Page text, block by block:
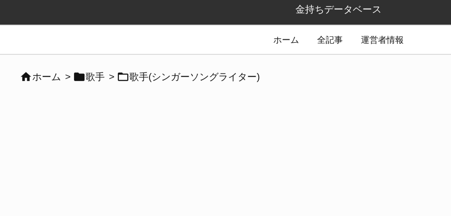
金持ちデータベース
ホーム 全記事 運営者情報
ホーム > 歌手 > 歌手(シンガーソングライター)